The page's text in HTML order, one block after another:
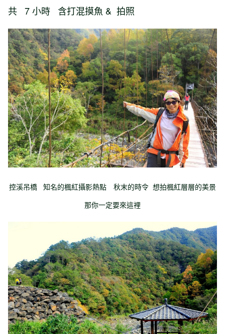
共 7 小時 含打混摸魚 & 拍照
控溪吊橋 知名的楓紅攝影熱點 秋末的時令 想拍楓紅層層的美景
那你一定要來這裡